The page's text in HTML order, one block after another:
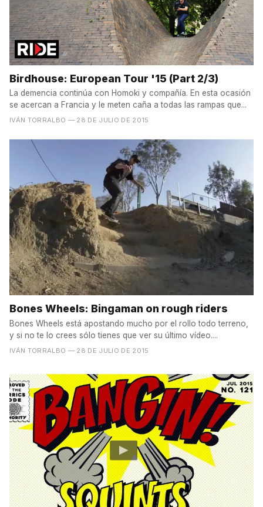
Birdhouse: European Tour '15 (Part 2/3)
La demencia continúa con Homoki y compañía. En esta ocasión
se acercan a Francia y le meten caña a todas las rampas que...
IVÁN TORRALBO — 28 DE JULIO DE 2015
Bones Wheels: Bingaman on rough riders
Bones Wheels está apostando mucho por el rollo todo terreno,
y si no te lo crees sólo tienes que ver su último vídeo....
IVÁN TORRALBO — 28 DE JULIO DE 2015